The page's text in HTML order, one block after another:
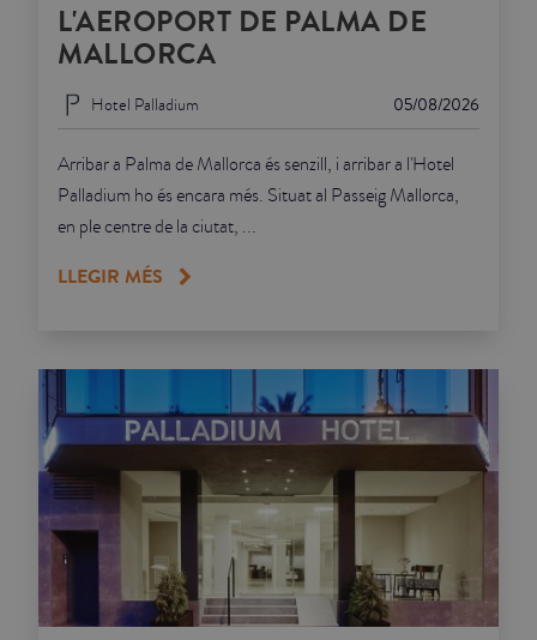
L'AEROPORT DE PALMA DE
MALLORCA
05/08/2026
Hotel Palladium
Arribar a Palma de Mallorca és senzill, i arribar a l'Hotel
Palladium ho és encara més. Situat al Passeig Mallorca,
en ple centre de la ciutat, ...
LLEGIR MÉS